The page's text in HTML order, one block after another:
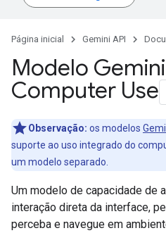
Página inicial Gemini API
Modelo
Computer Use
Observação: os modelos
suporte ao uso integrado do
um modelo separado.
Um modelo de capacidade de
interação direta da interface,
perceba e navegue em